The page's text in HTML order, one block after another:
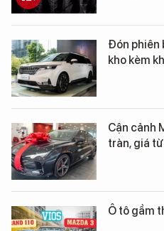
Đón phiên
kho kèm
Cận cảnh
tràn, giá
Ô tô gầm